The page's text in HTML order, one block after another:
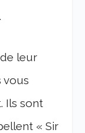
leur
vous
Ils sont
« Sir